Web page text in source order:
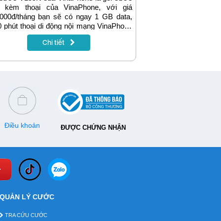
kèm thoại của VinaPhone, với giá
tháng bạn sẽ có ngay 1 GB data,
phút thoại di động nội mạng VinaPhone
phút ngoại mạng. Thông tin chi tiết về
cước và cách đăng ký gói cước V199N
Chi tiết
Điều khoản ĐƯỢC CHỨNG NHẬN
QUẢN LÝ CƯỚC
TRA CỨU CƯỚC